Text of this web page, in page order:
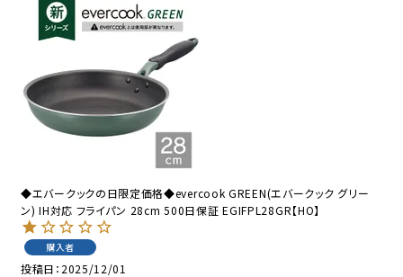
◆エバークックの日限定価格◆evercook GREEN(エバークック グリー
ン) IH対応 フライパン 28cm 500日保証 EGIFPL28GR【HO】
購入者
投稿日 2025/12/01